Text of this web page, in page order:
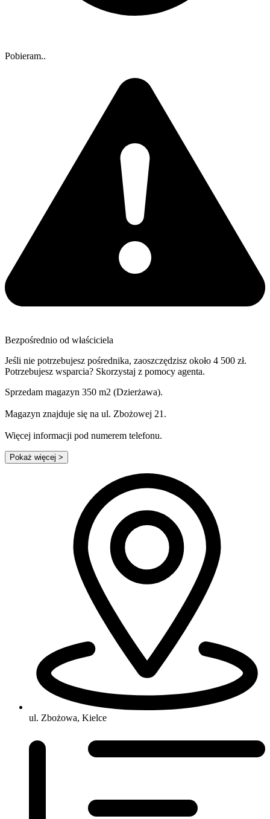
Pobieram..
Bezpośrednio od właściciela
Jeśli nie potrzebujesz pośrednika, zaoszczędzisz około 4 500 zł.
Potrzebujesz wsparcia? Skorzystaj z pomocy agenta.
Sprzedam magazyn 350 m2 (Dzierżawa).
Magazyn znajduje się na ul. Zbożowej 21.
Więcej informacji pod numerem telefonu.
Pokaż więcej >
ul. Zbożowa, Kielce